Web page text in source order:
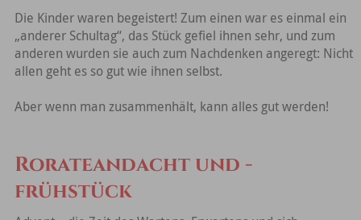
Die Kinder waren begeistert! Zum einen war es einmal ein
„anderer Schultag“, das Stück gefiel ihnen sehr, und zum
anderen wurden sie auch zum Nachdenken angeregt: Nicht
allen geht es so gut wie ihnen selbst.
Aber wenn man zusammenhält, kann alles gut werden!
Rorateandacht und -
frühstück